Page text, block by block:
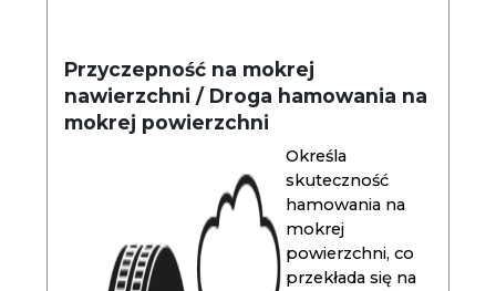
Przyczepność na mokrej
nawierzchni / Droga hamowania na
mokrej powierzchni
Określa
skuteczność
hamowania na
mokrej
powierzchni, co
przekłada się na